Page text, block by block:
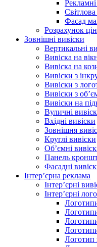
Рекламні
Фасад
Розрахунок
Зовнішні вивіски
Вертикальні
Вивіска на
Вивіска на
Вивіски з
Вивіски з
Вивіски з
Вивіски на
Вуличні
Вхідні вивіски
Зовнішня
Круглі вивіски
Об’ємні
Панель
Фасадні
Інтер’єрна реклама
Інтер’єрні
Інтер’єрні
Логотип